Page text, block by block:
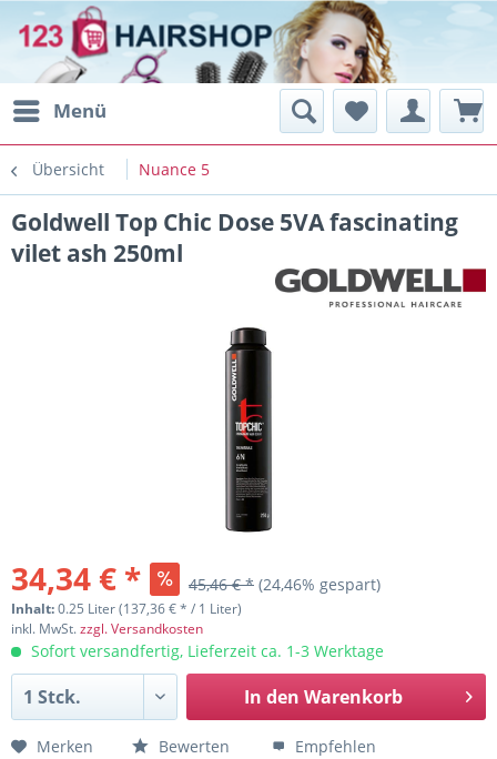
Menü
Übersicht Nuance 5
Goldwell Top Chic Dose 5VA fascinating
vilet ash 250ml
34,34 € * 45,46 € * (24,46% gespart)
Inhalt:0.25 Liter (137,36 € * / 1 Liter)
inkl. MwSt.zzgl. Versandkosten
Sofort versandfertig, Lieferzeit ca. 1-3 Werktage
In den Warenkorb
Merken Bewerten Empfehlen